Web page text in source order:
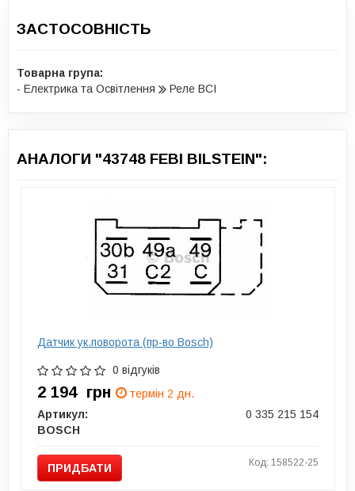
ЗАСТОСОВНІСТЬ
Товарна група:
- Електрика та Освітлення
Реле ВСІ
АНАЛОГИ "43748 FEBI BILSTEIN":
Датчик ук.поворота (пр-во Bosch)
0 відгуків
2 194 грн
термін 2 дн.
Артикул:
0 335 215 154
BOSCH
ПРИДБАТИ Код: 158522-25